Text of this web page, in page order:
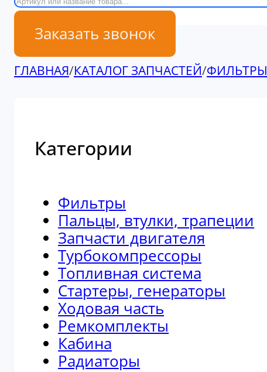
Заказать звонок
ГЛАВНАЯ/КАТАЛОГ ЗАПЧАСТЕЙ/ФИЛЬТРЫ
Категории
Фильтры
Пальцы, втулки, трапеции
Запчасти двигателя
Турбокомпрессоры
Топливная система
Стартеры, генераторы
Ходовая часть
Ремкомплекты
Кабина
Радиаторы